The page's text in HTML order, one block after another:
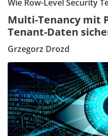
Wie Row-Level Security
Multi-Tenancy mit
Tenant-Daten
Grzegorz Drozd